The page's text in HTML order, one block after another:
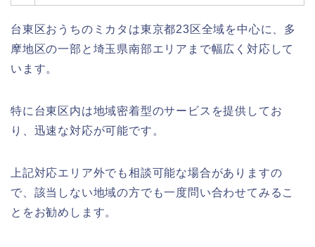
台東区おうちのミカタは東京都23区全域を中心に、多
摩地区の一部と埼玉県南部エリアまで幅広く対応して
います。
特に台東区内は地域密着型のサービスを提供してお
り、迅速な対応が可能です。
上記対応エリア外でも相談可能な場合がありますの
で、該当しない地域の方でも一度問い合わせてみるこ
とをお勧めします。